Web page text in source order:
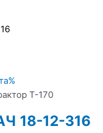
Т-170
18-12-316